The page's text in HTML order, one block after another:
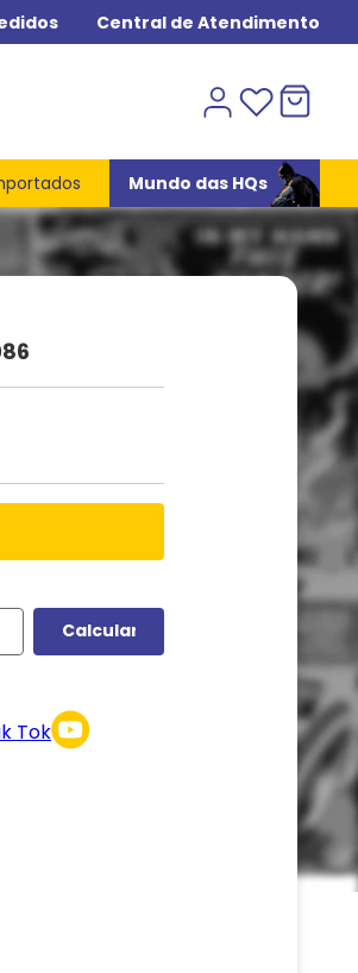
Central de Atendimento
Mundo das HQs